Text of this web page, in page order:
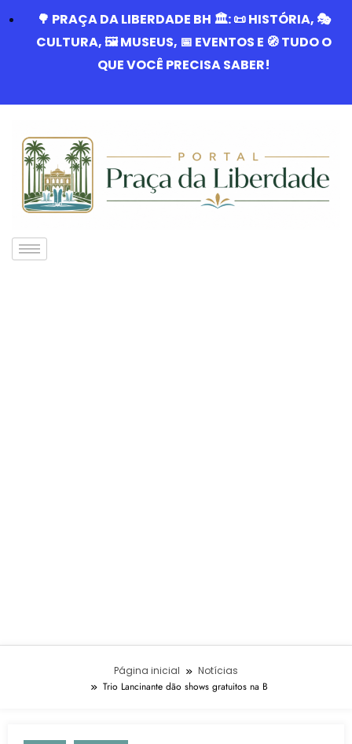
🌳 PRAÇA DA LIBERDADE BH 🏛️: 📜 HISTÓRIA, 🎭
CULTURA, 🖼️ MUSEUS, 📅 EVENTOS E 🧭 TUDO O
QUE VOCÊ PRECISA SABER!
Página inicial Notícias
Trio Lancinante dão shows gratuitos na B